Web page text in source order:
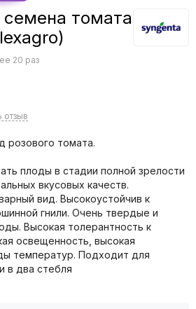
томата
20 раз
отзыв
розового томата.
плоды в стадии полной зрелости
вкусовых качеств.
вид. Высокоустойчив к
гнили. Очень твердые и
Высокая толерантность к
освещенность, высокая
температур. Подходит для
в два стебля